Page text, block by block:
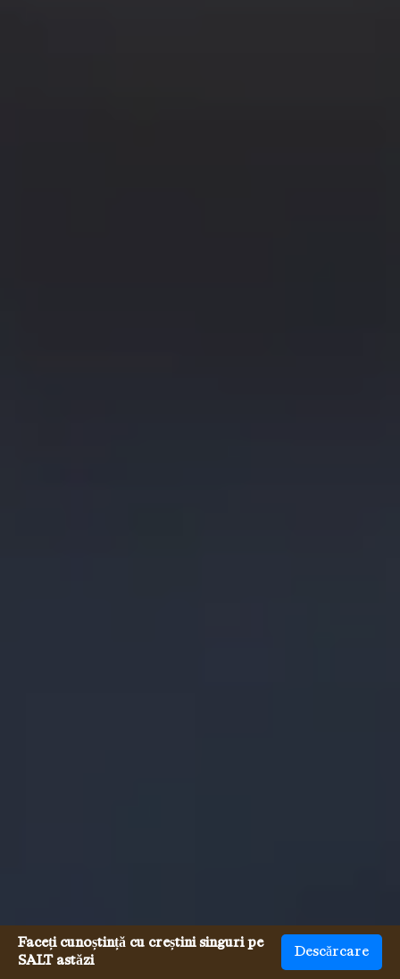
Faceți cunoștință cu creștini singuri pe
SALT astăzi
Descărcare